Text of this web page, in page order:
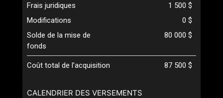
Frais juridiques
1 500 $
Modifications
0 $
Solde de la mise de
fonds
80 000 $
Coût total de l’acquisition 87 500 $
CALENDRIER DES VERSEMENTS